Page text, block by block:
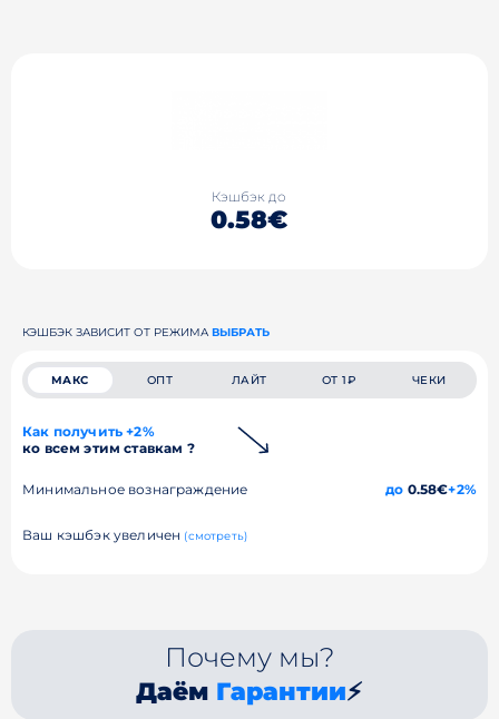
Кэшбэк до
0.58€
КЭШБЭК ЗАВИСИТ ОТ РЕЖИМА ВЫБРАТЬ
МАКС ОПТ ЛАЙТ ОТ 1₽ ЧЕКИ
Как получить +2%
ко всем этим ставкам ?
Минимальное вознаграждение до 0.58€+2%
Ваш кэшбэк увеличен (смотреть)
Почему мы?
Даём Гарантии⚡